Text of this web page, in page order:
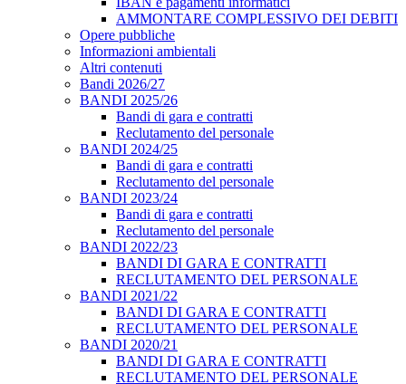
AMMONTARE COMPLESSIVO DEI DEBITI
Opere pubbliche
Informazioni ambientali
Altri contenuti
Bandi 2026/27
BANDI 2025/26
Bandi di gara e contratti
Reclutamento del personale
BANDI 2024/25
Bandi di gara e contratti
Reclutamento del personale
BANDI 2023/24
Bandi di gara e contratti
Reclutamento del personale
BANDI 2022/23
BANDI DI GARA E CONTRATTI
RECLUTAMENTO DEL PERSONALE
BANDI 2021/22
BANDI DI GARA E CONTRATTI
RECLUTAMENTO DEL PERSONALE
BANDI 2020/21
BANDI DI GARA E CONTRATTI
RECLUTAMENTO DEL PERSONALE